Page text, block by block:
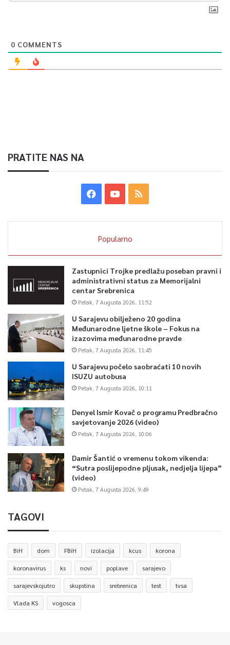
0 COMMENTS
PRATITE NAS NA
Popularno
Zastupnici Trojke predlažu poseban pravni i
administrativni status za Memorijalni
centar Srebrenica
Petak, 7 Augusta 2026, 11:52
U Sarajevu obilježeno 20 godina
Međunarodne ljetne škole – Fokus na
izazovima međunarodne pravde
Petak, 7 Augusta 2026, 11:45
U Sarajevu počelo saobraćati 10 novih
ISUZU autobusa
Petak, 7 Augusta 2026, 10:11
Denyel Ismir Kovač o programu Predbračno
savjetovanje 2026 (video)
Petak, 7 Augusta 2026, 10:06
Damir Šantić o vremenu tokom vikenda:
“Sutra poslijepodne pljusak, nedjelja lijepa”
(video)
Petak, 7 Augusta 2026, 9:49
TAGOVI
BiH dom FBiH izolacija kcus korona
koronavirus ks novi poplave sarajevo
sarajevskojutro skupstina srebrenica test tvsa
Vlada KS vogosca